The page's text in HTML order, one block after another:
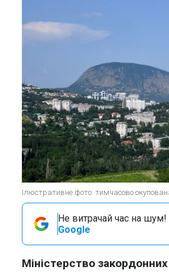
Ілюстративне фото: тимчасово
Не витрачай час на шум!
Google
Міністерство